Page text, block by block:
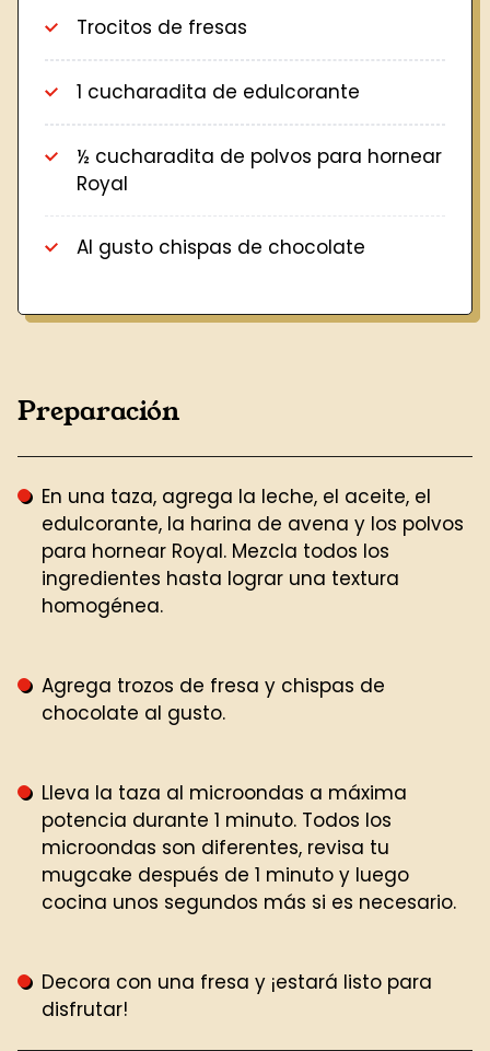
Preparación
En una taza, agrega la leche, el aceite, el
edulcorante, la harina de avena y los polvos
para hornear Royal. Mezcla todos los
ingredientes hasta lograr una textura
homogénea.
Agrega trozos de fresa y chispas de
chocolate al gusto.
Lleva la taza al microondas a máxima
potencia durante 1 minuto. Todos los
microondas son diferentes, revisa tu
mugcake después de 1 minuto y luego
cocina unos segundos más si es necesario.
Decora con una fresa y ¡estará listo para
disfrutar!
Trocitos de fresas
1 cucharadita de edulcorante
½ cucharadita de polvos para hornear
Royal
Al gusto chispas de chocolate